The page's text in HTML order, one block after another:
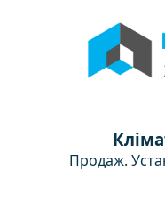
Продаж.